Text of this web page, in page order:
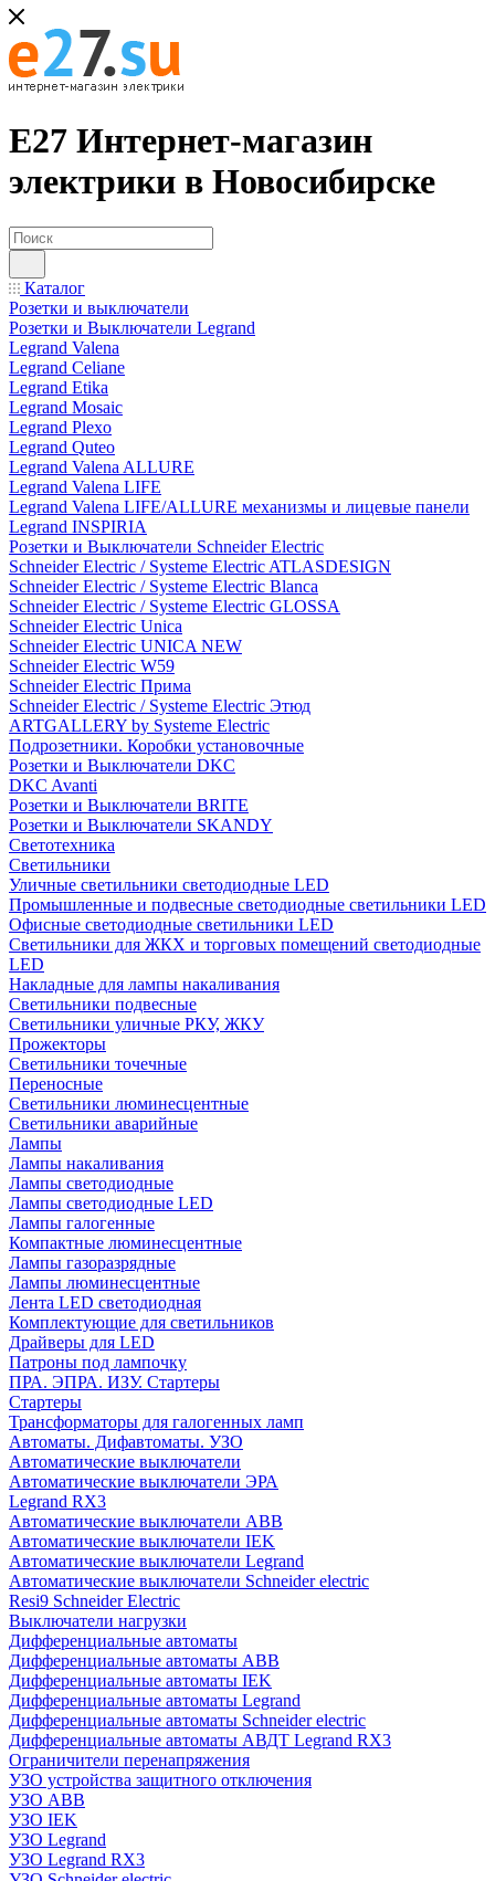
Е27 Интернет-магазин
электрики в Новосибирске
Каталог
Розетки и выключатели
Розетки и Выключатели Legrand
Legrand Valena
Legrand Celiane
Legrand Etika
Legrand Mosaic
Legrand Plexo
Legrand Quteo
Legrand Valena ALLURE
Legrand Valena LIFE
Legrand Valena LIFE/ALLURE механизмы и лицевые панели
Legrand INSPIRIA
Розетки и Выключатели Schneider Electric
Schneider Electric / Systeme Electric ATLASDESIGN
Schneider Electric / Systeme Electric Blanca
Schneider Electric / Systeme Electric GLOSSA
Schneider Electric Unica
Schneider Electric UNICA NEW
Schneider Electric W59
Schneider Electric Прима
Schneider Electric / Systeme Electric Этюд
ARTGALLERY by Systeme Electric
Подрозетники. Коробки установочные
Розетки и Выключатели DKC
DKC Avanti
Розетки и Выключатели BRITE
Розетки и Выключатели SKANDY
Светотехника
Светильники
Уличные светильники светодиодные LED
Промышленные и подвесные светодиодные светильники LED
Офисные светодиодные светильники LED
Светильники для ЖКХ и торговых помещений светодиодные
LED
Накладные для лампы накаливания
Светильники подвесные
Светильники уличные РКУ, ЖКУ
Прожекторы
Cветильники точечные
Переносные
Светильники люминесцентные
Светильники аварийные
Лампы
Лампы накаливания
Лампы светодиодные
Лампы светодиодные LED
Лампы галогенные
Компактные люминесцентные
Лампы газоразрядные
Лампы люминесцентные
Лента LED светодиодная
Комплектующие для светильников
Драйверы для LED
Патроны под лампочку
ПРА. ЭПРА. ИЗУ. Стартеры
Стартеры
Трансформаторы для галогенных ламп
Автоматы. Дифавтоматы. УЗО
Автоматические выключатели
Автоматические выключатели ЭРА
Legrand RX3
Автоматические выключатели ABB
Автоматические выключатели IEK
Автоматические выключатели Legrand
Автоматические выключатели Schneider electric
Resi9 Schneider Electric
Выключатели нагрузки
Дифференциальные автоматы
Дифференциальные автоматы ABB
Дифференциальные автоматы IEK
Дифференциальные автоматы Legrand
Дифференциальные автоматы Schneider electric
Дифференциальные автоматы АВДТ Legrand RX3
Ограничители перенапряжения
УЗО устройства защитного отключения
УЗО ABB
УЗО IEK
УЗО Legrand
УЗО Legrand RX3